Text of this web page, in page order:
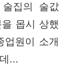
집의 술값
몹시 상했
업원이 소개
...